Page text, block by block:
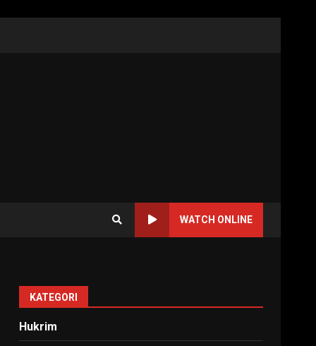
WATCH ONLINE
KATEGORI
Hukrim